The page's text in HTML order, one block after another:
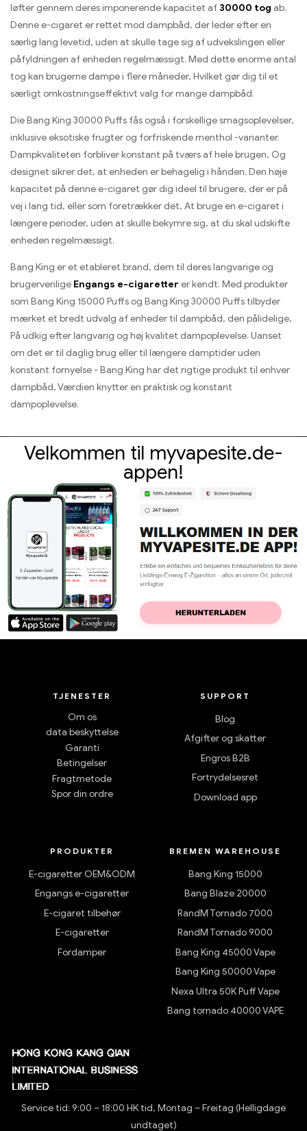
løfter gennem deres imponerende kapacitet af30000 tog ab.
Denne e-cigaret er rettet mod dampbåd, der leder efter en
særlig lang levetid, uden at skulle tage sig af udvekslingen eller
påfyldningen af ​​enheden regelmæssigt. Med dette enorme antal
tog kan brugerne dampe i flere måneder, Hvilket gør dig til et
særligt omkostningseffektivt valg for mange dampbåd.
Die Bang King 30000 Puffs fås også i forskellige smagsoplevelser,
inklusive eksotiske frugter og forfriskende menthol -varianter.
Dampkvaliteten forbliver konstant på tværs af hele brugen, Og
designet sikrer det, at enheden er behagelig i hånden. Den høje
kapacitet på denne e-cigaret gør dig ideel til brugere, der er på
vej i lang tid, eller som foretrækker det, At bruge en e-cigaret i
længere perioder, uden at skulle bekymre sig, at du skal udskifte
enheden regelmæssigt.
Bang King er et etableret brand, dem til deres langvarige og
brugervenlige Engangs e-cigaretter er kendt. Med produkter
som Bang King 15000 Puffs og Bang King 30000 Puffs tilbyder
mærket et bredt udvalg af enheder til dampbåd, den pålidelige,
På udkig efter langvarig og høj kvalitet dampoplevelse. Uanset
om det er til daglig brug eller til længere damptider uden
konstant fornyelse - Bang King har det rigtige produkt til enhver
dampbåd, Værdien knytter en praktisk og konstant
dampoplevelse.
Velkommen til myvapesite.de-
appen!
TJENESTER
Om os
data beskyttelse
Garanti
Betingelser
Fragtmetode
Spor din ordre
SUPPORT
Blog
Afgifter og skatter
Engros B2B
Fortrydelsesret
Download app
PRODUKTER
E-cigaretter OEM&ODM
Engangs e-cigaretter
E-cigaret tilbehør
E-cigaretter
Fordamper
BREMEN WAREHOUSE
Bang King 15000
Bang Blaze 20000
RandM Tornado 7000
RandM Tornado 9000
Bang King 45000 Vape
Bang King 50000 Vape
Nexa Ultra 50K Puff Vape
Bang tornado 40000 VAPE
Service tid: 9:00 – 18:00 HK tid, Montag – Freitag (Helligdage
undtaget)